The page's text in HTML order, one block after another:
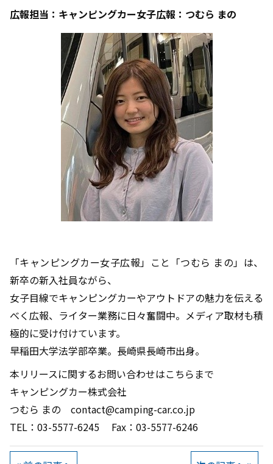
広報担当：キャンピングカー女子広報：つむら まの
「キャンピングカー女子広報」こと「つむら まの」は、
新卒の新入社員ながら、
女子目線でキャンピングカーやアウトドアの魅力を伝える
べく広報、ライター業務に日々奮闘中。メディア取材も積
極的に受け付けています。
早稲田大学法学部卒業。長崎県長崎市出身。
本リリースに関するお問い合わせはこちらまで
キャンピングカー株式会社
つむら まの contact@camping-car.co.jp
TEL：03-5577-6245 Fax：03-5577-6246